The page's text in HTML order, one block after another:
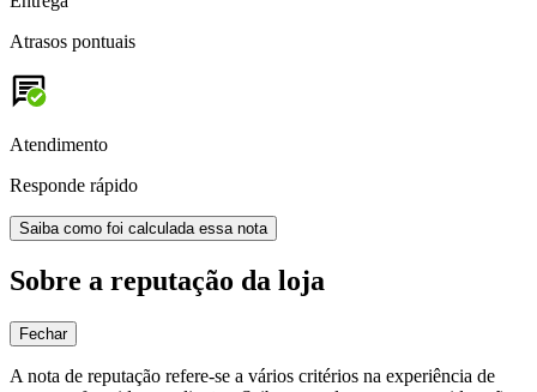
Atrasos pontuais
Atendimento
Responde rápido
Saiba como foi calculada essa nota
Sobre a reputação da loja
Fechar
A nota de reputação refere-se a vários critérios na experiência de